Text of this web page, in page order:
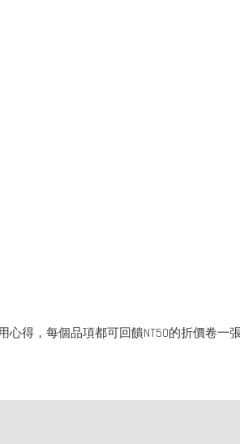
得，每個品項都可回饋NT50的折價卷一